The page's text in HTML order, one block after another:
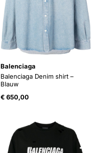
Balenciaga
Balenciaga Denim shirt –
Blauw
€ 650,00